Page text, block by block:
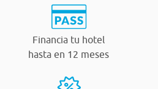
Financia tu hotel
hasta en 12 meses